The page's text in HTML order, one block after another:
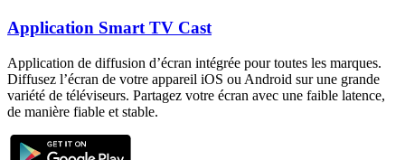
Application Smart TV Cast
Application de diffusion d’écran intégrée pour toutes les marques.
Diffusez l’écran de votre appareil iOS ou Android sur une grande
variété de téléviseurs. Partagez votre écran avec une faible latence,
de manière fiable et stable.